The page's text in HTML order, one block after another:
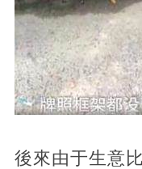
後來由于生意